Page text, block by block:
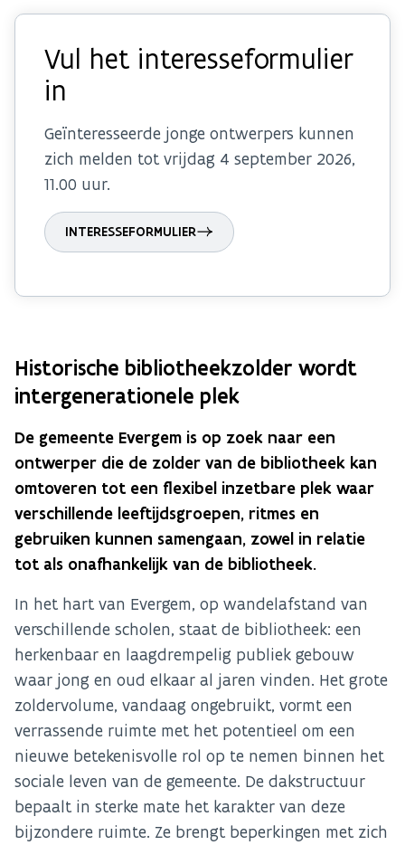
Vul het interesseformulier
in
Geïnteresseerde jonge ontwerpers kunnen
zich melden tot vrijdag 4 september 2026,
11.00 uur.
INTERESSEFORMULIER
Historische bibliotheekzolder wordt
intergenerationele plek
De gemeente Evergem is op zoek naar een
ontwerper die de zolder van de bibliotheek kan
omtoveren tot een flexibel inzetbare plek waar
verschillende leeftijdsgroepen, ritmes en
gebruiken kunnen samengaan, zowel in relatie
tot als onafhankelijk van de bibliotheek.
In het hart van Evergem, op wandelafstand van
verschillende scholen, staat de bibliotheek: een
herkenbaar en laagdrempelig publiek gebouw
waar jong en oud elkaar al jaren vinden. Het grote
zoldervolume, vandaag ongebruikt, vormt een
verrassende ruimte met het potentieel om een
nieuwe betekenisvolle rol op te nemen binnen het
sociale leven van de gemeente. De dakstructuur
bepaalt in sterke mate het karakter van deze
bijzondere ruimte. Ze brengt beperkingen met zich